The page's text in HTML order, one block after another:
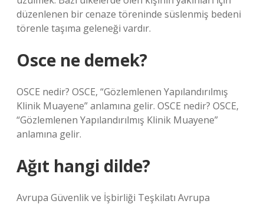
düzenlenen bir cenaze töreninde süslenmiş bedeni
törenle taşıma geleneği vardır.
Osce ne demek?
OSCE nedir? OSCE, “Gözlemlenen Yapılandırılmış
Klinik Muayene” anlamına gelir. OSCE nedir? OSCE,
“Gözlemlenen Yapılandırılmış Klinik Muayene”
anlamına gelir.
Ağıt hangi dilde?
Avrupa Güvenlik ve İşbirliği Teşkilatı Avrupa